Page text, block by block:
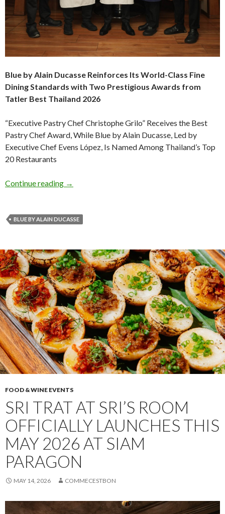
Blue by Alain Ducasse Reinforces Its World-Class Fine
Dining Standards with Two Prestigious Awards from
Tatler Best Thailand 2026
“Executive Pastry Chef Christophe Grilo” Receives the Best
Pastry Chef Award, While Blue by Alain Ducasse, Led by
Executive Chef Evens López, Is Named Among Thailand’s Top
20 Restaurants
Continue reading →
BLUE BY ALAIN DUCASSE
FOOD & WINE EVENTS
SRI TRAT AT SRI’S ROOM
OFFICIALLY LAUNCHES THIS
MAY 2026 AT SIAM
PARAGON
MAY 14, 2026 COMMECESTBON